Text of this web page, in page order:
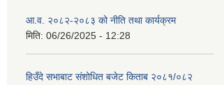
आ.व. २०८२-२०८३ को नीति तथा कार्यक्रम
मिति: 06/26/2025 - 12:28
हिउँदे सभाबाट संशोधित बजेट किताब २०८१/०८२